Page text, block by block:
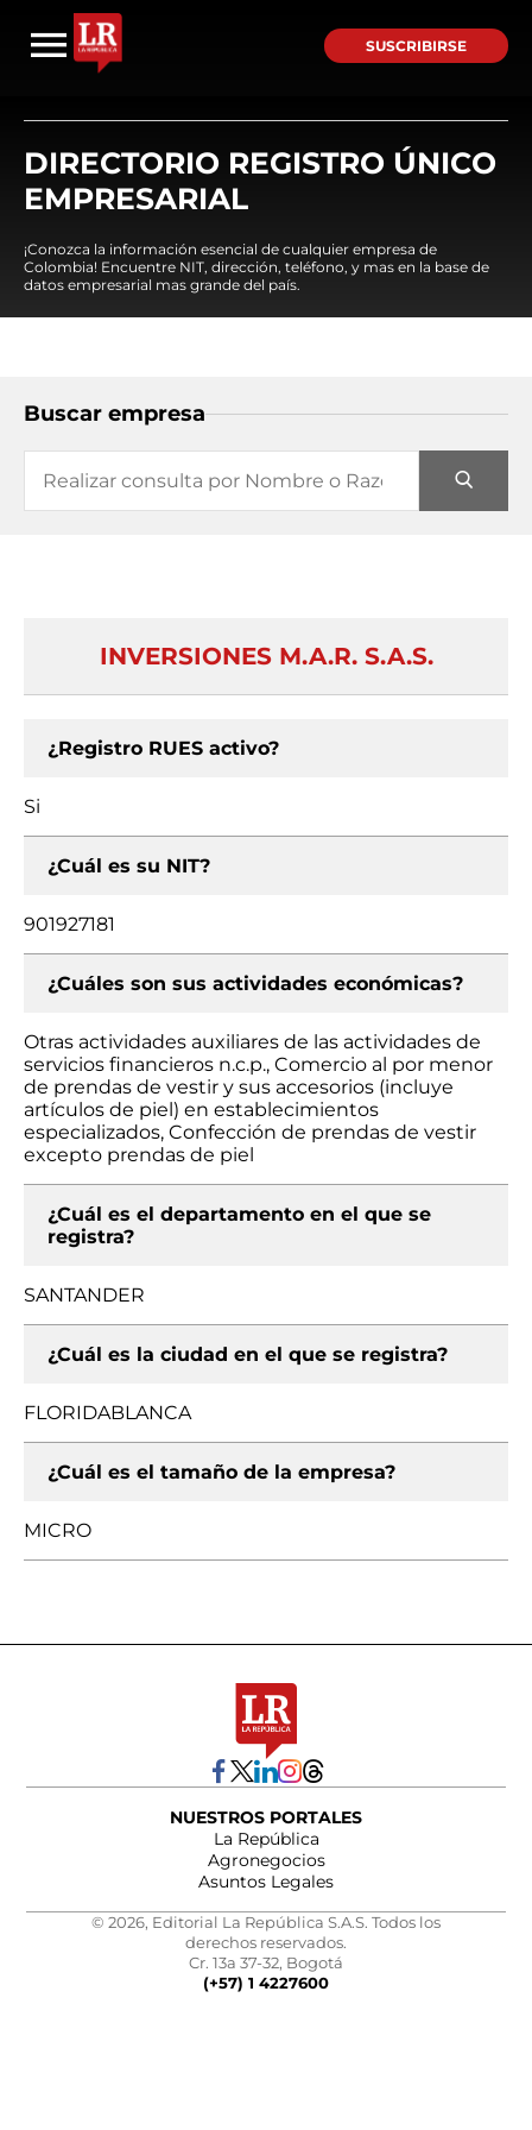
SUSCRIBIRSE
DIRECTORIO REGISTRO ÚNICO
EMPRESARIAL
¡Conozca la información esencial de cualquier empresa de
Colombia! Encuentre NIT, dirección, teléfono, y mas en la base de
datos empresarial mas grande del país.
Buscar empresa
INVERSIONES M.A.R. S.A.S.
¿Registro RUES activo?
Si
¿Cuál es su NIT?
901927181
¿Cuáles son sus actividades económicas?
Otras actividades auxiliares de las actividades de
servicios financieros n.c.p., Comercio al por menor
de prendas de vestir y sus accesorios (incluye
artículos de piel) en establecimientos
especializados, Confección de prendas de vestir
excepto prendas de piel
¿Cuál es el departamento en el que se
registra?
SANTANDER
¿Cuál es la ciudad en el que se registra?
FLORIDABLANCA
¿Cuál es el tamaño de la empresa?
MICRO
NUESTROS PORTALES
La República
Agronegocios
Asuntos Legales
© 2026, Editorial La República S.A.S. Todos los
derechos reservados.
Cr. 13a 37-32, Bogotá
(+57) 1 4227600